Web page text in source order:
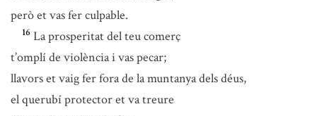
però et vas fer culpable.
16 La prosperitat del teu comerç
t’omplí de violència i vas pecar;
llavors et vaig fer fora de la muntanya dels déus,
el querubí protector et va treure